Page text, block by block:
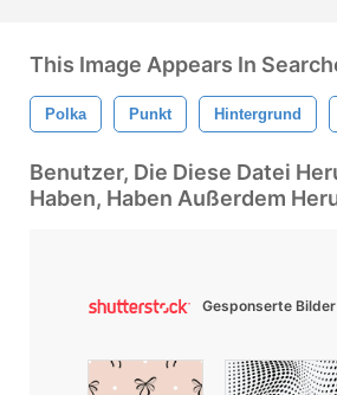
This Image Appears In
Polka Punkt Hintergrund
Benutzer, Die Diese Datei
Haben, Haben Außerdem
Gesponserte Bilder